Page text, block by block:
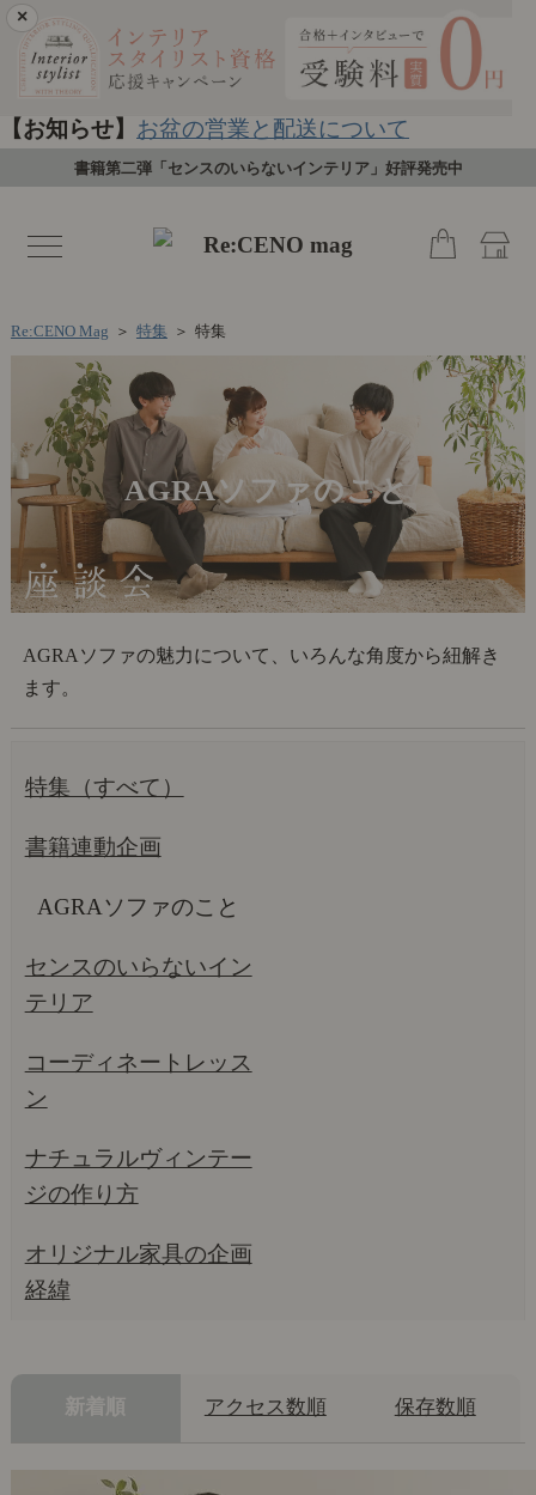
×
【お知らせ】 お盆の営業と配送について
書籍第二弾「センスのいらないインテリア」好評発売中
toggle
navigation
Re:CENO Mag ＞ 特集 ＞ 特集
AGRAソファのこと
AGRAソファの魅力について、いろんな角度から紐解き
ます。
特集（すべて）
書籍連動企画
AGRAソファのこと
センスのいらないイン
テリア
コーディネートレッス
ン
ナチュラルヴィンテー
ジの作り方
オリジナル家具の企画
経緯
新着順 アクセス数順 保存数順